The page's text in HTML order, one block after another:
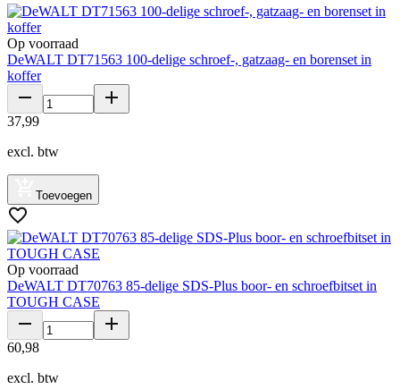
Op voorraad
DeWALT DT71563 100-delige schroef-, gatzaag- en borenset in
koffer
37,99
excl. btw
Toevoegen
Op voorraad
DeWALT DT70763 85-delige SDS-Plus boor- en schroefbitset in
TOUGH CASE
60,98
excl. btw